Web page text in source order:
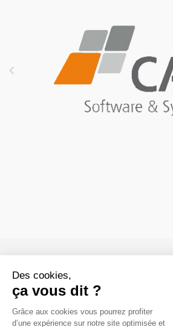

CONTACTS